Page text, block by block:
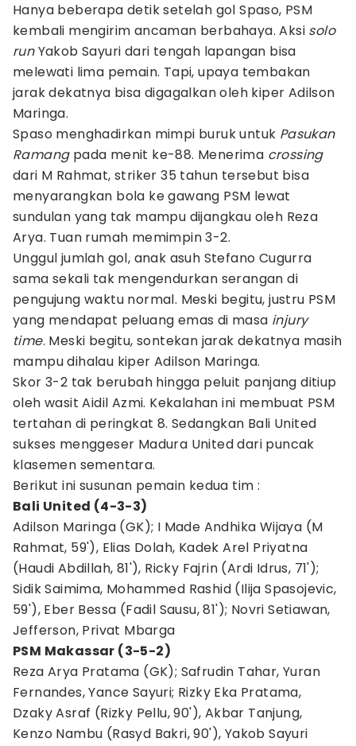
Hanya beberapa detik setelah gol Spaso, PSM
kembali mengirim ancaman berbahaya. Aksi solo
runYakob Sayuri dari tengah lapangan bisa
melewati lima pemain. Tapi, upaya tembakan
jarak dekatnya bisa digagalkan oleh kiper Adilson
Maringa.
Spaso menghadirkan mimpi buruk untuk Pasukan
Ramangpada menit ke-88. Menerima crossing
dari M Rahmat, striker 35 tahun tersebut bisa
menyarangkan bola ke gawang PSM lewat
sundulan yang tak mampu dijangkau oleh Reza
Arya. Tuan rumah memimpin 3-2.
Unggul jumlah gol, anak asuh Stefano Cugurra
sama sekali tak mengendurkan serangan di
pengujung waktu normal. Meski begitu, justru PSM
yang mendapat peluang emas di masa injury
time. Meski begitu, sontekan jarak dekatnya masih
mampu dihalau kiper Adilson Maringa.
Skor 3-2 tak berubah hingga peluit panjang ditiup
oleh wasit Aidil Azmi. Kekalahan ini membuat PSM
tertahan di peringkat 8. Sedangkan Bali United
sukses menggeser Madura United dari puncak
klasemen sementara.
Berikut ini susunan pemain kedua tim :
Bali United (4-3-3)
Adilson Maringa (GK); I Made Andhika Wijaya (M
Rahmat, 59'), Elias Dolah, Kadek Arel Priyatna
(Haudi Abdillah, 81'), Ricky Fajrin (Ardi Idrus, 71');
Sidik Saimima, Mohammed Rashid (Ilija Spasojevic,
59'), Eber Bessa (Fadil Sausu, 81'); Novri Setiawan,
Jefferson, Privat Mbarga
PSM Makassar (3-5-2)
Reza Arya Pratama (GK); Safrudin Tahar, Yuran
Fernandes, Yance Sayuri; Rizky Eka Pratama,
Dzaky Asraf (Rizky Pellu, 90'), Akbar Tanjung,
Kenzo Nambu (Rasyd Bakri, 90'), Yakob Sayuri